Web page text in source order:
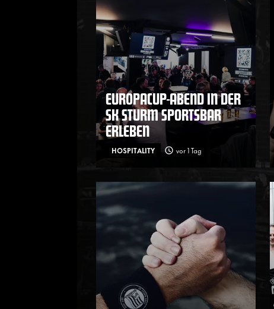
EUROPACUP-ABEND IN DER
SK STURM SPORTSBAR
ERLEBEN
HOSPITALITY vor 1 Tag